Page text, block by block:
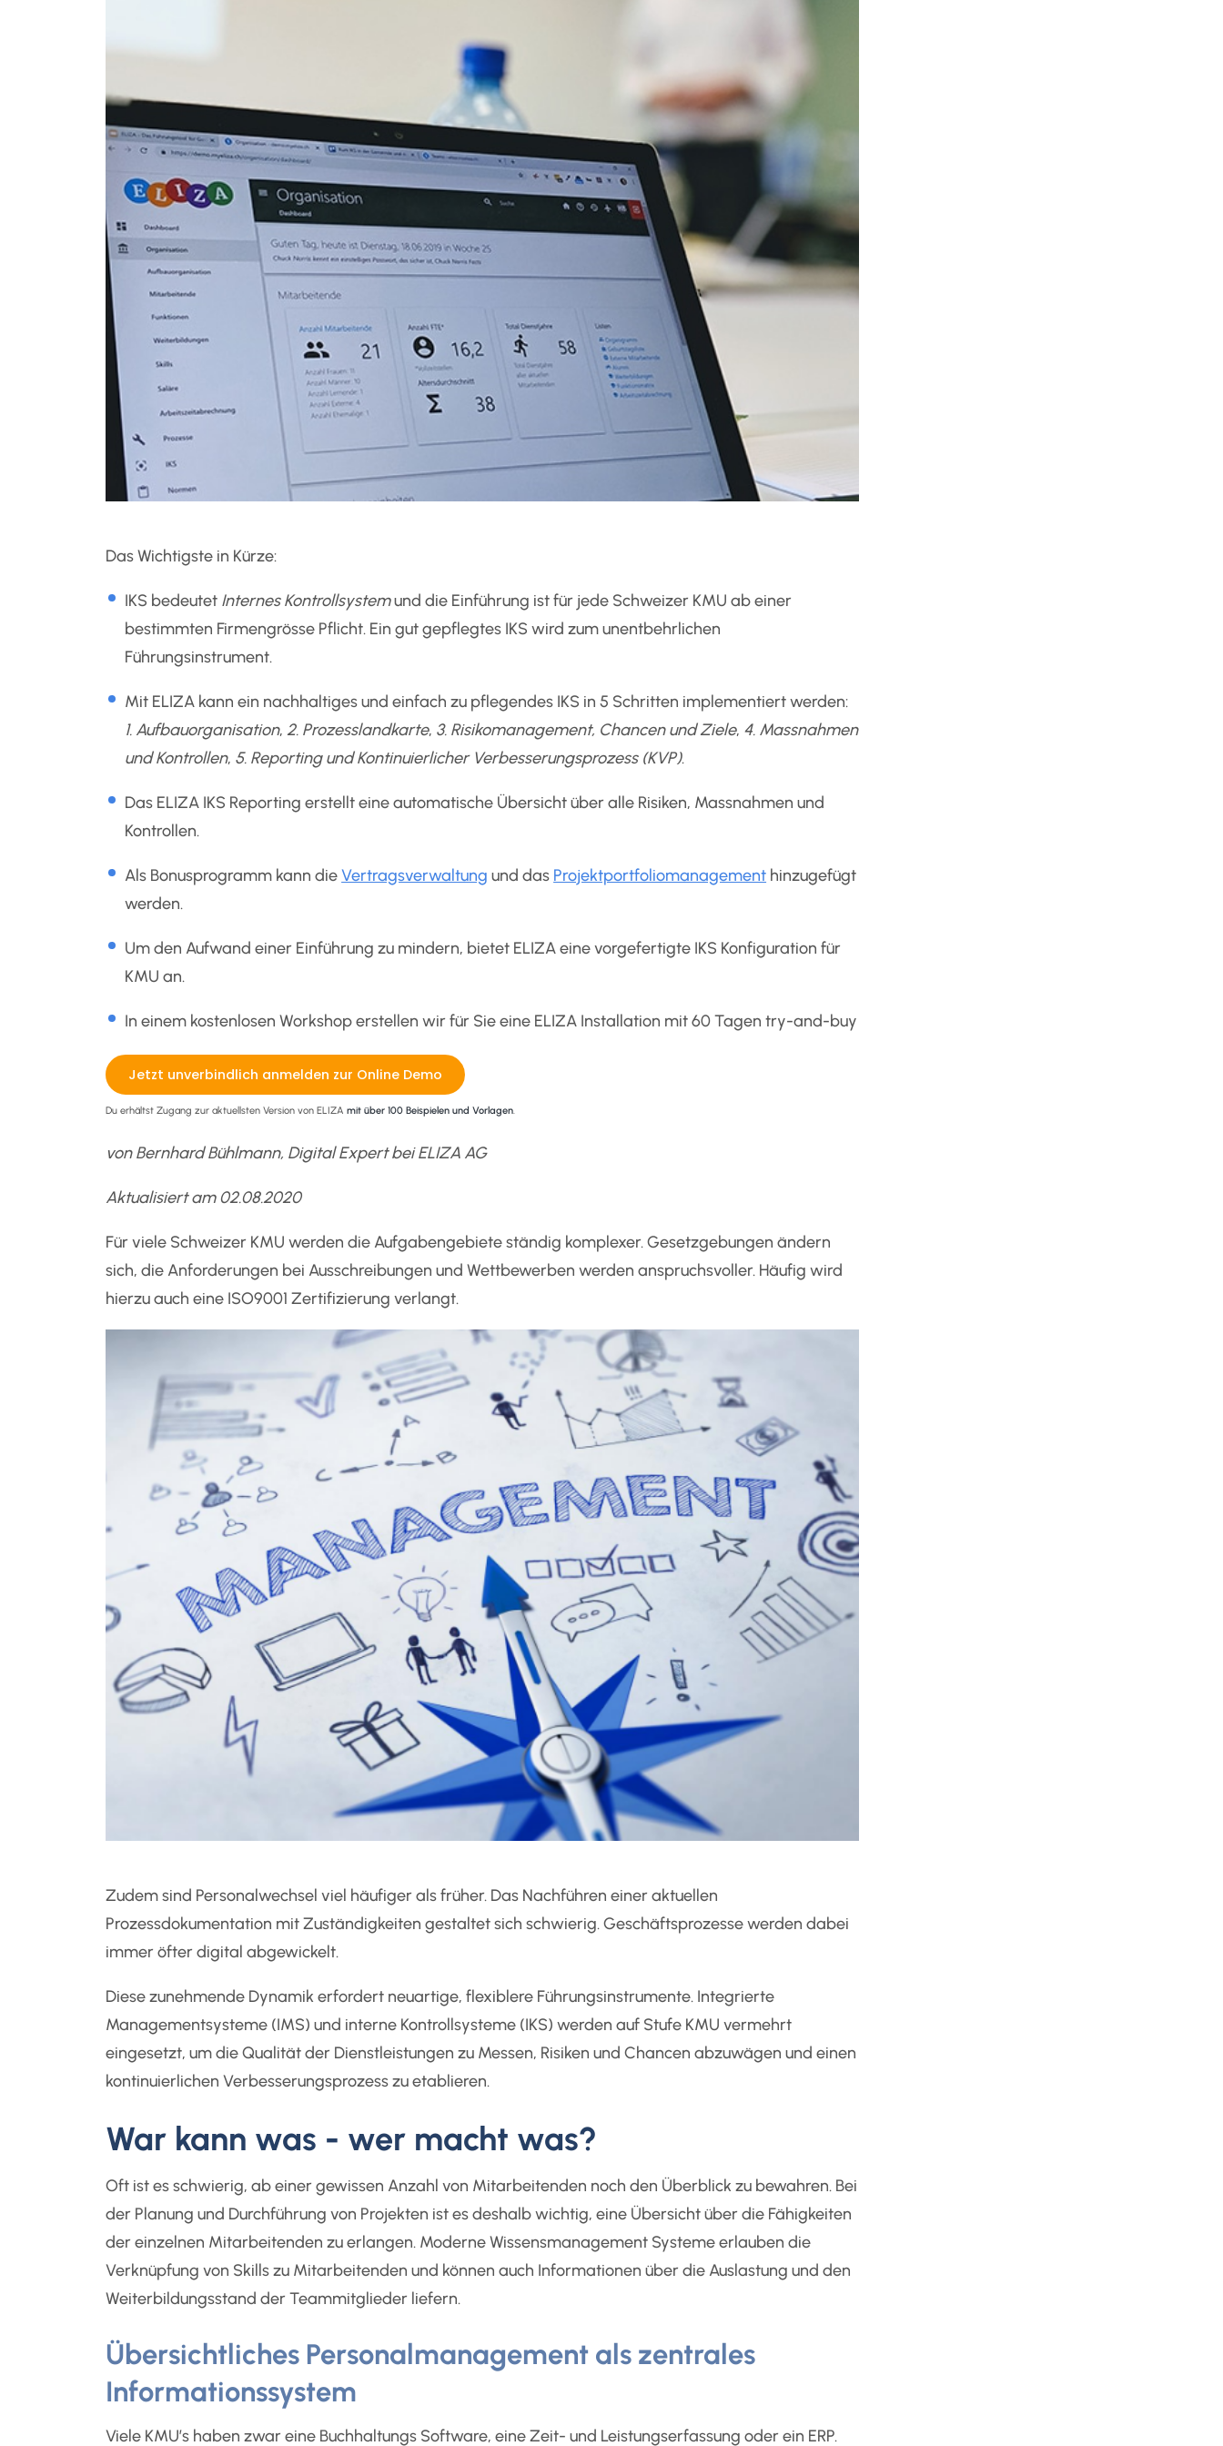
Das Wichtigste in Kürze:
IKS bedeutet Internes Kontrollsystemund die Einführung ist für jede Schweizer KMU ab einer
bestimmten Firmengrösse Pflicht. Ein gut gepflegtes IKS wird zum unentbehrlichen
Führungsinstrument.
Mit ELIZA kann ein nachhaltiges und einfach zu pflegendes IKS in 5 Schritten implementiert werden:
1. Aufbauorganisation,2. Prozesslandkarte, 3. Risikomanagement, Chancen und Ziele, 4. Massnahmen
und Kontrollen, 5. Reporting und Kontinuierlicher Verbesserungsprozess (KVP).
Das ELIZA IKS Reporting erstellt eine automatische Übersicht über alle Risiken, Massnahmen und
Kontrollen.
Als Bonusprogramm kann dieVertragsverwaltung und das Projektportfoliomanagement hinzugefügt
werden.
Um den Aufwand einer Einführung zu mindern, bietet ELIZA eine vorgefertigte IKS Konfiguration für
KMU an.
In einem kostenlosen Workshop erstellen wir für Sie eine ELIZA Installation mit 60 Tagen try-and-buy
Jetzt unverbindlich anmelden zur Online Demo
Du erhältst Zugang zur aktuellsten Version von ELIZA mit über 100 Beispielen und Vorlagen.
von Bernhard Bühlmann, Digital Expert bei ELIZA AG
Aktualisiert am 02.08.2020
Für viele Schweizer KMU werden die Aufgabengebiete ständig komplexer. Gesetzgebungen ändern
sich, die Anforderungen bei Ausschreibungen und Wettbewerben werden anspruchsvoller. Häufig wird
hierzu auch eine ISO9001 Zertifizierung verlangt.
Zudem sind Personalwechsel viel häufiger als früher. Das Nachführen einer aktuellen
Prozessdokumentation mit Zuständigkeiten gestaltet sich schwierig. Geschäftsprozesse werden dabei
immer öfter digital abgewickelt.
Diese zunehmende Dynamik erfordert neuartige, flexiblere Führungsinstrumente. Integrierte
Managementsysteme (IMS) und interne Kontrollsysteme (IKS) werden auf Stufe KMU vermehrt
eingesetzt, um die Qualität der Dienstleistungen zu Messen, Risiken und Chancen abzuwägen und einen
kontinuierlichen Verbesserungsprozess zu etablieren.
War kann was - wer macht was?
Oft ist es schwierig, ab einer gewissen Anzahl von Mitarbeitenden noch den Überblick zu bewahren. Bei
der Planung und Durchführung von Projekten ist es deshalb wichtig, eine Übersicht über die Fähigkeiten
der einzelnen Mitarbeitenden zu erlangen. Moderne Wissensmanagement Systeme erlauben die
Verknüpfung von Skills zu Mitarbeitenden und können auch Informationen über die Auslastung und den
Weiterbildungsstand der Teammitglieder liefern.
Übersichtliches Personalmanagement als zentrales
Informationssystem
Viele KMU’s haben zwar eine Buchhaltungs Software, eine Zeit- und Leistungserfassung oder ein ERP.